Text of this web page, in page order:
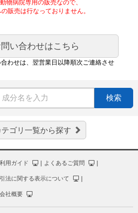
物病院専用の販売なので、
販売は行なっておりません。
い合わせはこちら
わせは、翌営業日以降順次ご連絡させ
検索
ゴリ一覧から探す
用ガイド ｜ よくあるご質問 ｜
法に関する表示について ｜
会社概要